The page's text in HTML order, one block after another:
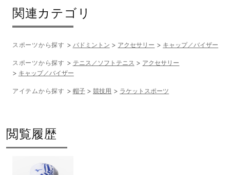
関連カテゴリ
スポーツから探す バドミントン アクセサリー キャップ／バイザー
スポーツから探す テニス／ソフトテニス
アクセサリー
キャップ／バイザー
アイテムから探す 帽子 競技用 ラケットスポーツ
閲覧履歴